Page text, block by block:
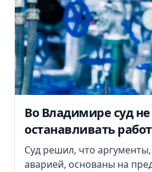
Во Владимире суд не
останавливать
Суд решил, что
аварией, основаны на